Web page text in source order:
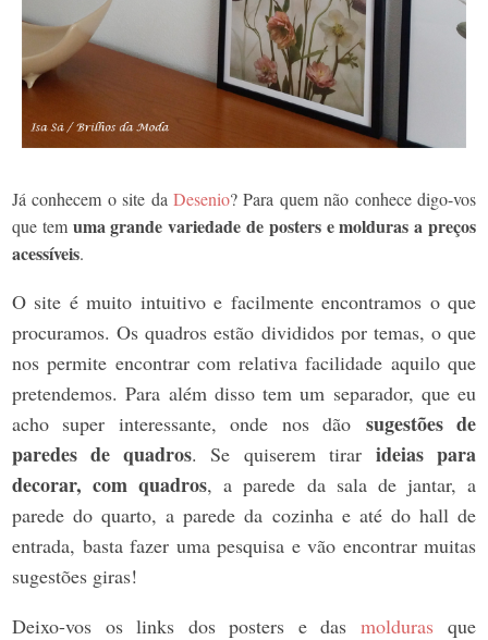
Já conhecem o site da Desenio? Para quem não conhece digo-vos
que tem uma grande variedade de posters e molduras a preços
acessíveis.
O site é muito intuitivo e facilmente encontramos o que
procuramos. Os quadros estão divididos por temas, o que
nos permite encontrar com relativa facilidade aquilo que
pretendemos. Para além disso tem um separador, que eu
acho super interessante, onde nos dão sugestões de
paredes de quadros. Se quiserem tirar ideias para
decorar, com quadros, a parede da sala de jantar, a
parede do quarto, a parede da cozinha e até do hall de
entrada, basta fazer uma pesquisa e vão encontrar muitas
sugestões giras!
Deixo-vos os links dos posters e das moldurasque